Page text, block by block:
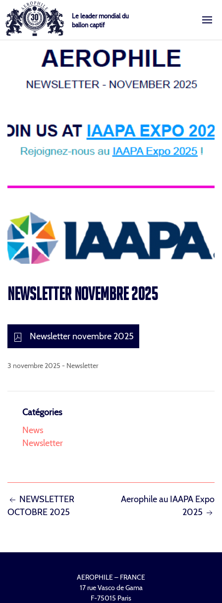
to
content
Aérophile – Le leader mondial du ballon captif
Le leader mondial du
ballon captif
NEWSLETTER NOVEMBRE 2025
Newsletter novembre 2025
3 novembre 2025 - Newsletter
Catégories
News
Newsletter
NAVIGATION
DE
NEWSLETTER
OCTOBRE 2025
Aerophile au IAAPA Expo
2025
AEROPHILE – FRANCE
17 rue Vasco de Gama
F-75015 Paris
Cookies management panel